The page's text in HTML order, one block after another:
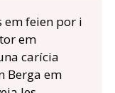
em feien por i
em
carícia
Berga em